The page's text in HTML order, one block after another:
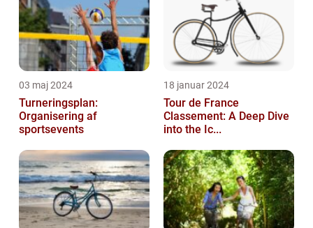
03 maj 2024
Turneringsplan:
Organisering af
sportsevents
18 januar 2024
Tour de France
Classement: A Deep Dive
into the Ic...